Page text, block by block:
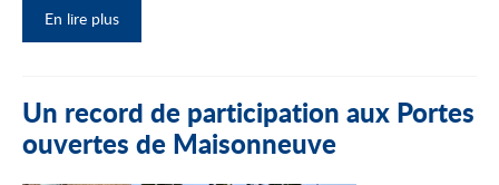
En lire plus
Un record de participation aux Portes
ouvertes de Maisonneuve